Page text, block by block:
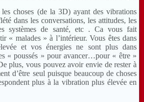
choses (de la 3D) ayant des vibrations
dans les conversations, les attitudes, les
systèmes de santé, etc . Ca vous fait
« malades » à l’intérieur. Vous êtes dans
et vos énergies ne sont plus dans
« poussés » pour avancer…pour « être »
plus, vous pouvez avoir envie de rester à
d’être seul puisque beaucoup de choses
plus à la vibration plus élevée en